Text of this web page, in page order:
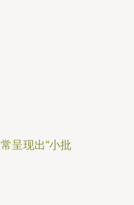
呈现出“小批